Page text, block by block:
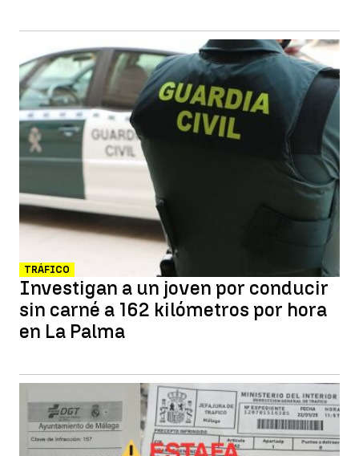
TRÁFICO
Investigan a un joven por conducir
sin carné a 162 kilómetros por hora
en La Palma